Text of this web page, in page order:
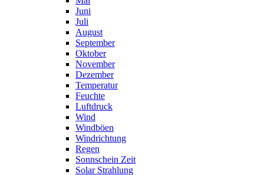
Juni
Juli
August
September
Oktober
November
Dezember
Temperatur
Feuchte
Luftdruck
Wind
Windböen
Windrichtung
Regen
Sonnschein Zeit
Solar Strahlung